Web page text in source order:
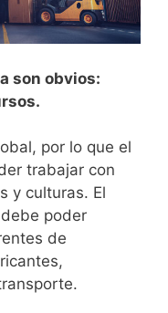
son obvios:
por lo que el
trabajar con
y culturas. El
poder
de